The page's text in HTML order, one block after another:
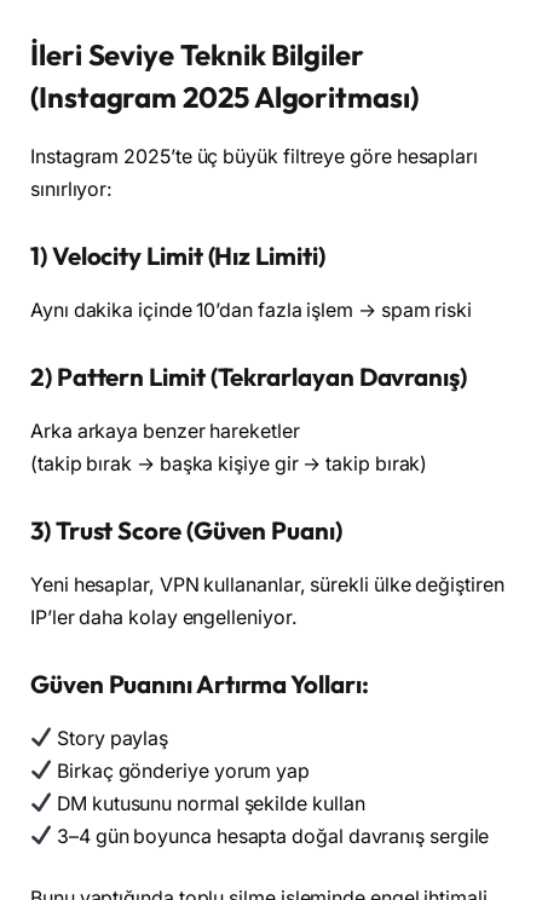
İleri Seviye Teknik Bilgiler
(Instagram 2025 Algoritması)
Instagram 2025’te üç büyük filtreye göre hesapları
sınırlıyor:
1) Velocity Limit (Hız Limiti)
Aynı dakika içinde 10’dan fazla işlem → spam riski
2) Pattern Limit (Tekrarlayan Davranış)
Arka arkaya benzer hareketler
(takip bırak → başka kişiye gir → takip bırak)
3) Trust Score (Güven Puanı)
Yeni hesaplar, VPN kullananlar, sürekli ülke değiştiren
IP’ler daha kolay engelleniyor.
Güven Puanını Artırma Yolları:
Story paylaş
Birkaç gönderiye yorum yap
DM kutusunu normal şekilde kullan
3–4 gün boyunca hesapta doğal davranış sergile